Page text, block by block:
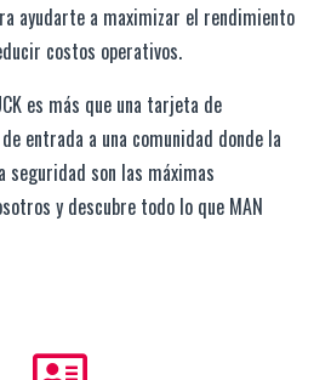
ayudarte a maximizar el rendimiento
costos operativos.
es más que una tarjeta de
entrada a una comunidad donde la
seguridad son las máximas
y descubre todo lo que MAN